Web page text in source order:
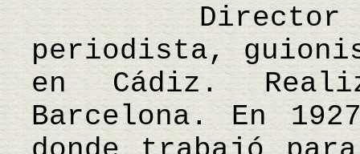
Director
periodista,
en Cádiz.
Barcelona. En